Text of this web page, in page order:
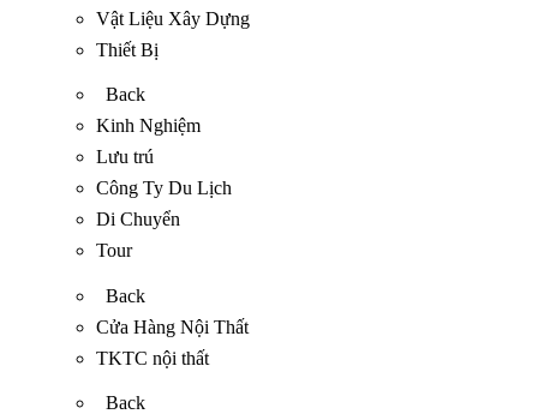
Vật Liệu Xây Dựng
Thiết Bị
Back
Kinh Nghiệm
Lưu trú
Công Ty Du Lịch
Di Chuyển
Tour
Back
Cửa Hàng Nội Thất
TKTC nội thất
Back